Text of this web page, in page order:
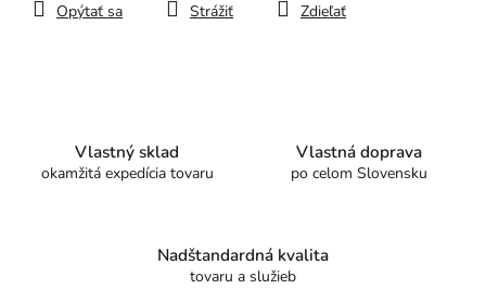
Opýtať sa Strážiť Zdieľať
Vlastný sklad
okamžitá expedícia tovaru
Vlastná doprava
po celom Slovensku
Nadštandardná kvalita
tovaru a služieb